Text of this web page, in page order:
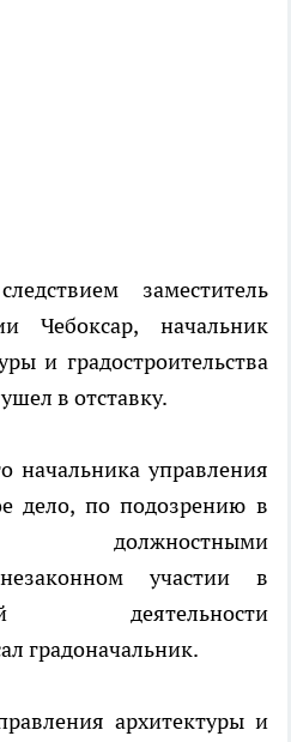
заместитель
Чебоксар, начальник
и градостроительства
в отставку.
управления
дело, по подозрению в
должностными
участии в
деятельности
градоначальник.
архитектуры и